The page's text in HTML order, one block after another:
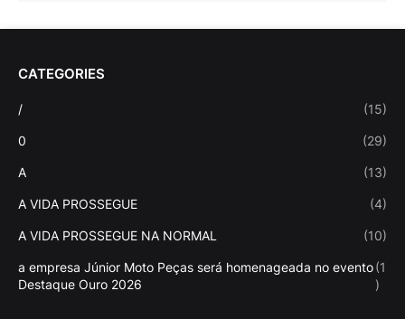
CATEGORIES
/ (15)
0 (29)
A (13)
A VIDA PROSSEGUE (4)
A VIDA PROSSEGUE NA NORMAL (10)
a empresa Júnior Moto Peças será homenageada no evento
Destaque Ouro 2026
(1
)